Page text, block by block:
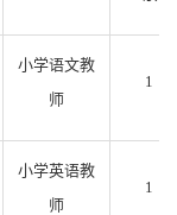
小学语文教
师
1
小学英语教
师
1